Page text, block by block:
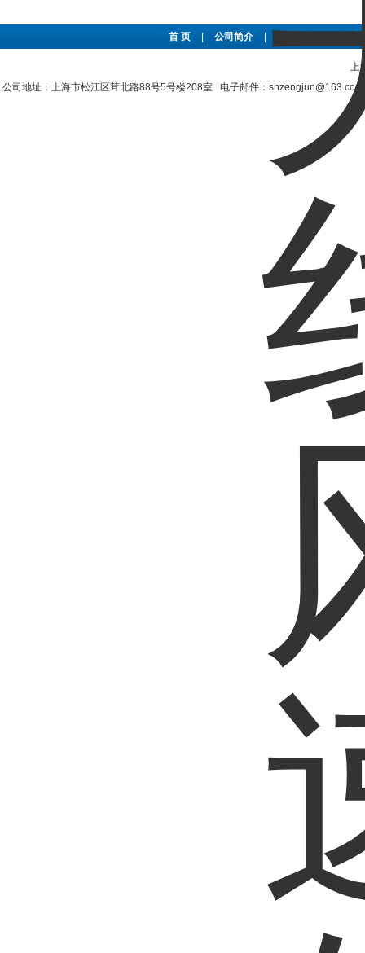
首 页 公司简介
上
公司地址：上海市松江区茸北路88号5号楼208室 电子邮件：